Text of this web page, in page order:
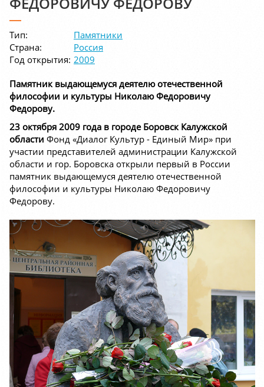
Тип:
Памятники
Страна:
Россия
Год открытия: 2009
Памятник выдающемуся деятелю отечественной
философии и культуры Николаю Федоровичу
Федорову.
23 октября 2009 года в городе Боровск Калужской
области Фонд «Диалог Культур - Единый Мир» при
участии представителей администрации Калужской
области и гор. Боровска открыли первый в России
памятник выдающемуся деятелю отечественной
философии и культуры Николаю Федоровичу
Федорову.